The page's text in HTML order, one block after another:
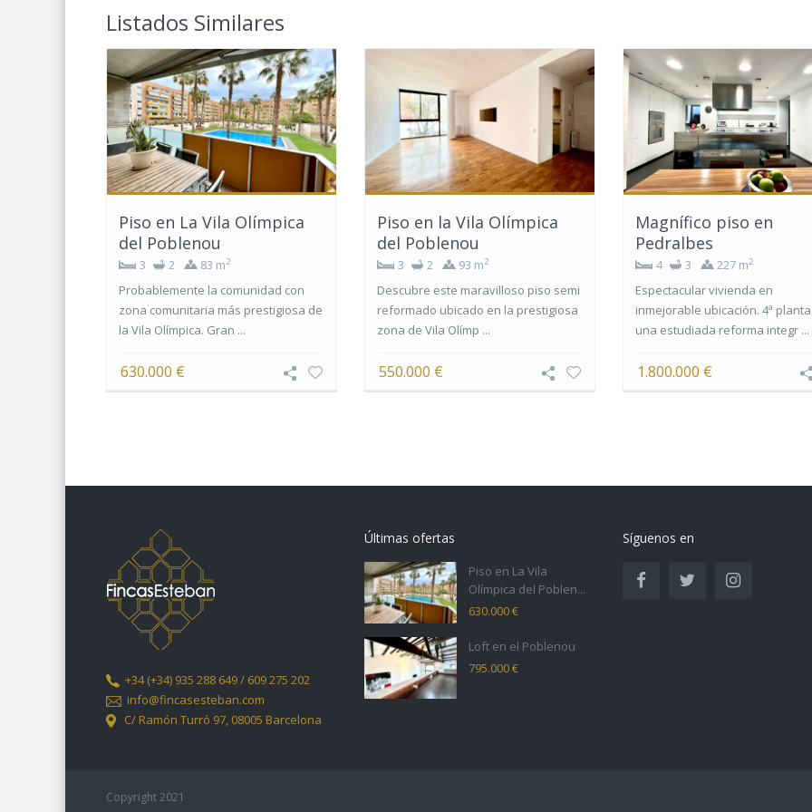
Listados Similares
Piso en La Vila Olímpica
del Poblenou
3 2 83 m2
Probablemente la comunidad con
zona comunitaria más prestigiosa de
la Vila Olímpica. Gran ...
630.000 €
Piso en la Vila Olímpica
del Poblenou
3 2 93 m2
Descubre este maravilloso piso semi
reformado ubicado en la prestigiosa
zona de Vila Olímp ...
550.000 €
Magnífico piso en
Pedralbes
4 3 227 m2
Espectacular vivienda en
inmejorable ubicación. 4ª
una estudiada reforma integr ...
1.800.000 €
+34(+34) 935 288 649 / 609 275 202
info@fincasesteban.com
C/ Ramón Turró 97, 08005 Barcelona
Últimas ofertas
Piso en La Vila
Olímpica del Poblen...
630.000 €
Loft en el Poblenou
795.000 €
Síguenos en
Copyright 2021